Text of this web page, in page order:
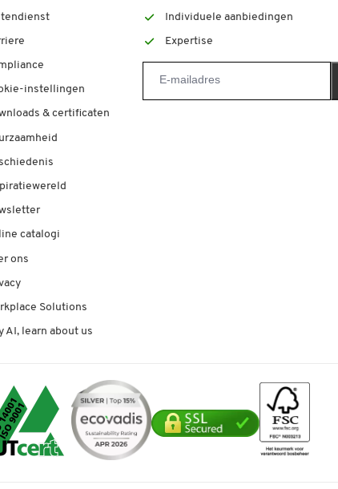
instellingen
& certificaten
catalogi
ons
Solutions
AI, learn about us
Individuele aanbiedingen
Expertise